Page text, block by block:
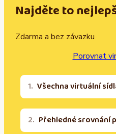
Najděte to
Zdarma a bez závazku
Porovnat
Všechna virtuální
Přehledné srovnání